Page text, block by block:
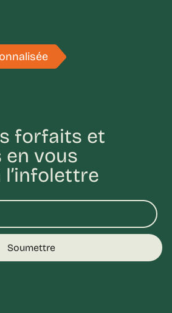
forfaits et
en vous
Soumettre